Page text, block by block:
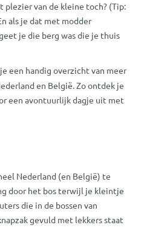
plezier van de kleine toch? (Tip:
als je dat met modder
je die berg was die je thuis
een handig overzicht van meer
en België. Zo ontdek je
een avontuurlijk dagje uit met
Nederland (en België) te
door het bos terwijl je kleintje
die in de bossen van
gevuld met lekkers staat